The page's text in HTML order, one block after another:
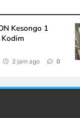
Kesongo 1
2 jam ago 0